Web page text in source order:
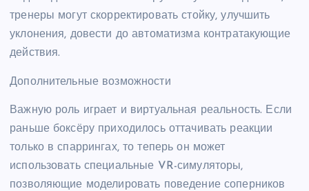
тренеры могут скорректировать стойку, улучшить
уклонения, довести до автоматизма контратакующие
действия.
Дополнительные возможности
Важную роль играет и виртуальная реальность. Если
раньше боксёру приходилось оттачивать реакции
только в спаррингах, то теперь он может
использовать специальные VR-симуляторы,
позволяющие моделировать поведение соперников